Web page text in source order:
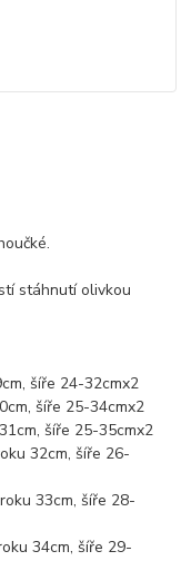
stáhnutí olivkou
šíře 24-32cmx2
šíře 25-34cmx2
šíře 25-35cmx2
32cm, šíře 26-
33cm, šíře 28-
34cm, šíře 29-